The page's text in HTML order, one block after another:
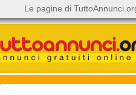
Le pagine di